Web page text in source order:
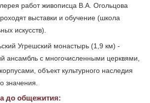
работ живописца В.А. Огольцова
выставки и обучение (школа
искусств).
Угрешский монастырь (1,9 км) -
ансамбль с многочисленными церквями,
объект культурного наследия
значения.
до общежития: